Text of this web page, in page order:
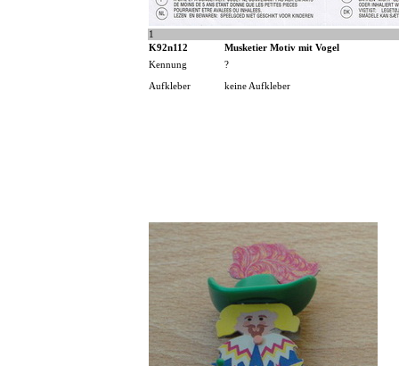
1
K92n112
Musketier Motiv mit Vogel
Kennung
?
Aufkleber keine Aufkleber